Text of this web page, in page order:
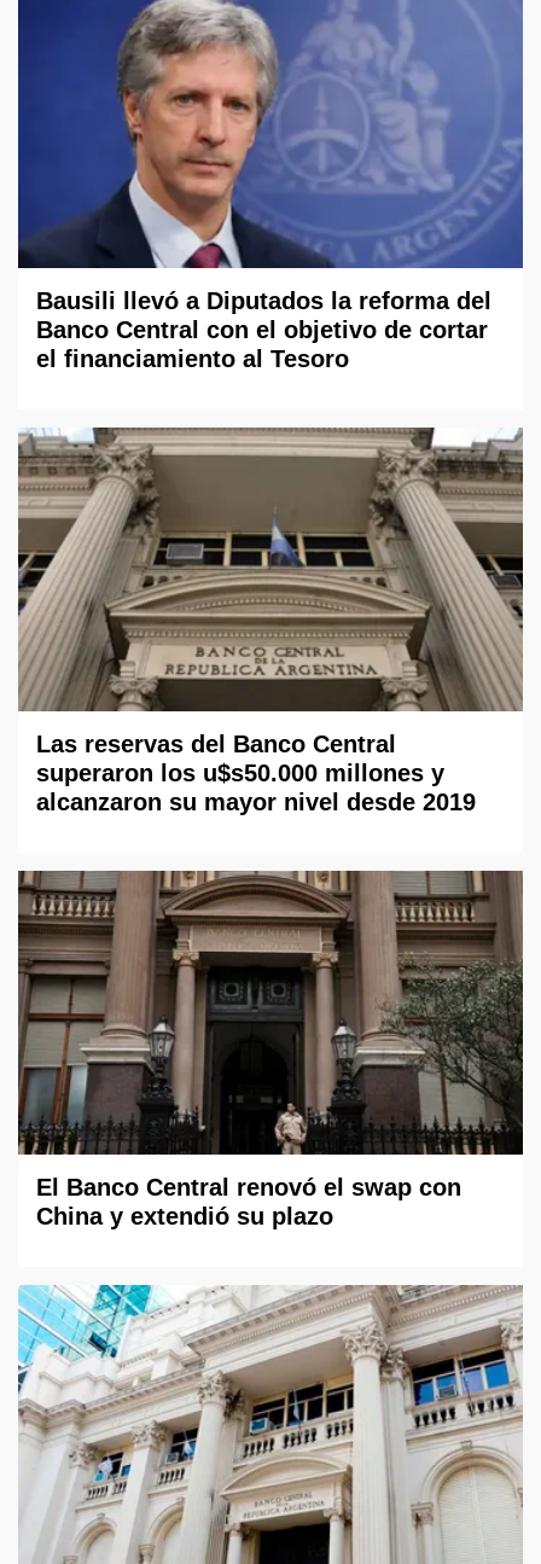
Bausili llevó a Diputados la reforma del
Banco Central con el objetivo de cortar
el financiamiento al Tesoro
Las reservas del Banco Central
superaron los u$s50.000 millones y
alcanzaron su mayor nivel desde 2019
El Banco Central renovó el swap con
China y extendió su plazo